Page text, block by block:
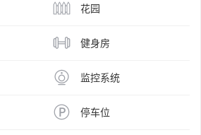
花园
健身房
监控系统
停车位